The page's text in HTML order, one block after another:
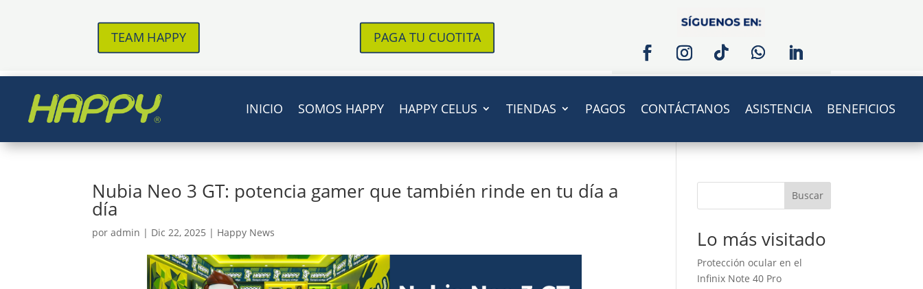
TEAM HAPPY PAGA TU CUOTITA
INICIO SOMOS HAPPY HAPPY CELUS TIENDAS PAGOS CONTÁCTANOS ASISTENCIA BENEFICIOS
Nubia Neo 3 GT: potencia gamer que también rinde en tu día a
día
poradmin | Dic 22, 2025 | Happy News
Buscar
Lo más visitado
Protección ocular en el
Infinix Note 40 Pro